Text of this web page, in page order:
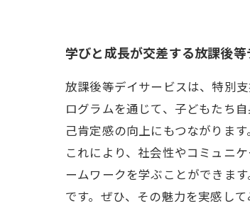
学びと成長が交差する放課後
放課後等デイサービスは、特別
ログラムを通じて、子どもたち
己肯定感の向上にもつながりま
これにより、社会性やコミュニ
ームワークを学ぶことができま
です。ぜひ、その魅力を実感して